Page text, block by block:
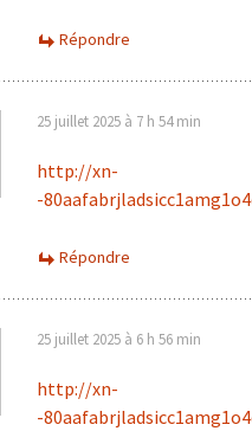
Répondre
25 juillet 2025 à 7 h 54 min
http://xn-
-
Répondre
25 juillet 2025 à 6 h 56 min
http://xn-
-